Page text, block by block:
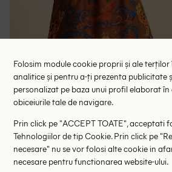
Rochie scurta Cajuni, maro
53.90 lei
RRP: 107.00 lei
S
Folosim module cookie proprii și ale terților
analitice și pentru a-ți prezenta publicitate
personalizat pe baza unui profil elaborat
obiceiurile tale de navigare.
Prin click pe "ACCEPT TOATE", acceptati
Tehnologiilor de tip Cookie. Prin click pe
necesare" nu se vor folosi alte cookie in
necesare pentru functionarea website-ului.